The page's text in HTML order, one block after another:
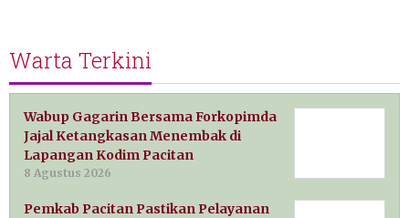
Warta Terkini
Wabup Gagarin Bersama Forkopimda
Jajal Ketangkasan Menembak di
Lapangan Kodim Pacitan
8 Agustus 2026
Pemkab Pacitan Pastikan Pelayanan